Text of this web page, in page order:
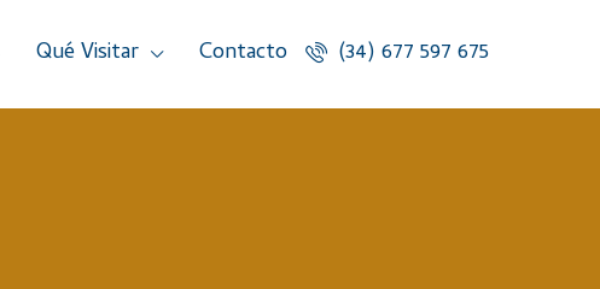
Qué Visitar Contacto (34) 677 597 675